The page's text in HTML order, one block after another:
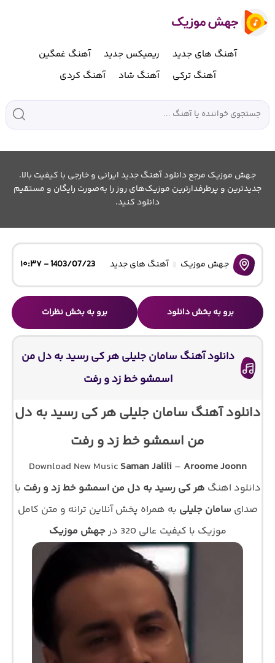
آهنگ های جدید ریمیکس جدید
آهنگ غمگین
آهنگ ترکی
آهنگ شاد آهنگ کردی
جهش موزیک مرجع دانلود آهنگ جدید ایرانی و خارجی با کیفیت بالا.
جدیدترین و پرطرفدارترین موزیک‌های روز را به‌صورت رایگان و مستقیم
دانلود کنید.
جهش موزیک آهنگ های جدید 1403/07/23 - ۱۰:۳۷
برو به بخش دانلود برو به بخش نظرات
دانلود آهنگ سامان جلیلی هر کی رسید به دل من
اسمشو خط زد و رفت
دانلود آهنگ سامان جلیلی هر کی رسید به دل
من اسمشو خط زد و رفت
Download New Music Saman Jalili – Aroome Joonn
دانلود اهنگ هر کی رسید به دل من اسمشو خط زد و رفت با
صدای سامان جلیلی به همراه پخش آنلاین ترانه و متن کامل
موزیک با کیفیت عالی 320 در
جهش موزیک